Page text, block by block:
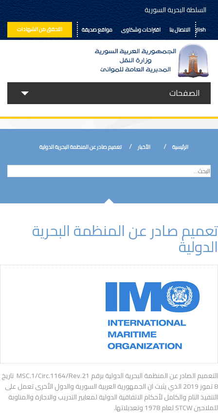
السلطة البحرية السورية
التحقق من الشهادات الاتصال بنا اقتراحات وشكاوى مواقع صديقة English
الصفحات
حولنا
إعلانات ومناقصات
المكتبة الالكترونية
الرئيسية الأخبار تعميم صادر عن المنظمة البحرية الدولية
تعميم صادر عن المنظمة البحرية
الدولية
التعميم الصادر عن المنظمة البحرية الدولية برقم MSC.1/Circ.1164/Rev.21 تاريخ
8 تموز 2019 الذي يثبت ان الجمهورية العربية السورية والدول الأخرى تعمل على
التنفيذ التام والكامل لأحكام الاتفاقية الدولية لمعايير التدريب والاجازة والمناوبة
للملاحين STCW لعام 1978 وتعديلاتها.